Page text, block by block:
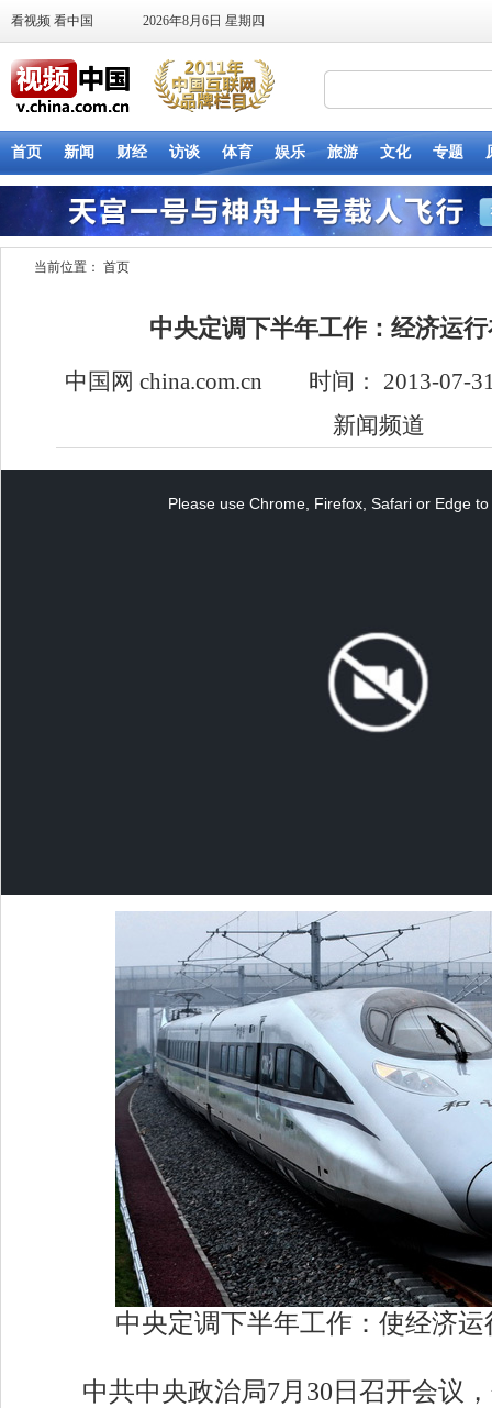
当前位置： 首页
中央定调下半年工作：经济运
中国网 china.com.cn 时间： 2013-
新闻频道
Please use Chrome, Firefox, Safari or Edge
中央定调下半年工作：使经济
中共中央政治局7月30日召开会议